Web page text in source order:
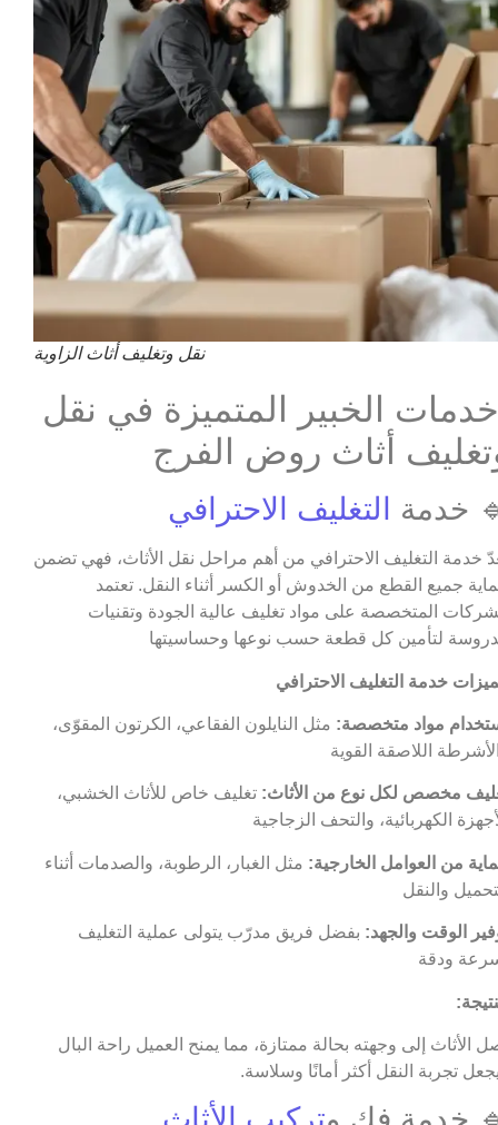
نقل وتغليف أثاث الزاوية
الخبير المتميزة في نقل
أثاث روض الفرج
خدمة التغليف الاحترافي
خدمة التغليف الاحترافي من أهم مراحل نقل الأثاث، فهي تضمن
جميع القطع من الخدوش أو الكسر أثناء النقل. تعتمد
المتخصصة على مواد تغليف عالية الجودة وتقنيات
لتأمين كل قطعة حسب نوعها وحساسيتها
خدمة التغليف الاحترافي
مواد متخصصة: مثل النايلون الفقاعي، الكرتون المقوّى،
اللاصقة القوية
مخصص لكل نوع من الأثاث: تغليف خاص للأثاث الخشبي،
الكهربائية، والتحف الزجاجية
من العوامل الخارجية: مثل الغبار، الرطوبة، والصدمات أثناء
والنقل
الوقت والجهد: بفضل فريق مدرّب يتولى عملية التغليف
ودقة
الأثاث إلى وجهته بحالة ممتازة، مما يمنح العميل راحة البال
تجربة النقل أكثر أمانًا وسلاسة.